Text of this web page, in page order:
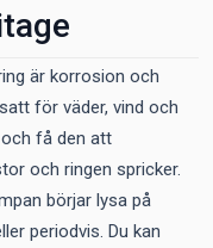
är korrosion och
för väder, vind och
få den att
och ringen spricker.
börjar lysa på
periodvis. Du kan